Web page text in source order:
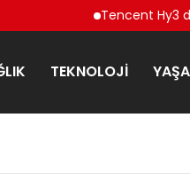
Tencent Hy3
TEKNOLOJI